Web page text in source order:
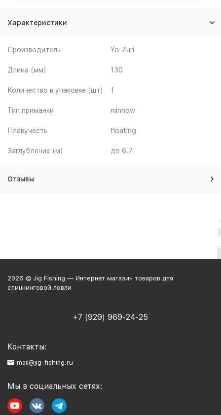
Характеристики
Производитель Yo-Zuri
Длина (мм) 130
Количество в упаковке (шт) 1
Тип приманки minnow
Плавучесть floating
Заглубление (м) до 6.7
Отзывы
2026 © Jig Fishing — Интернет магазин товаров для
спиннинговой ловли
+7 (929) 969-24-25
Контакты:
mail@jig-fishing.ru
Мы в социальных сетях: